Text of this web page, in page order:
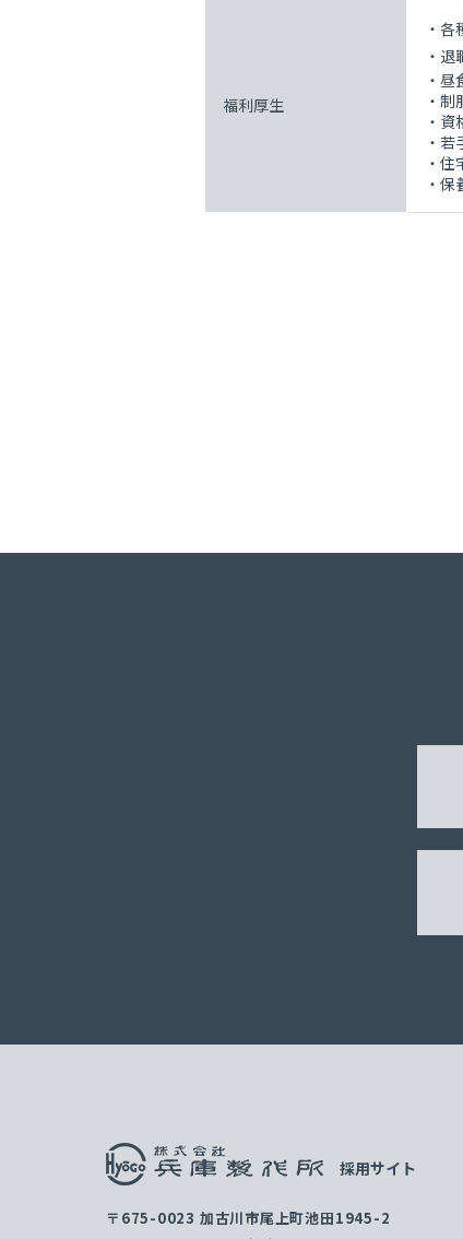
福利厚生
・
・退
・
・
・
・
・
・
採用サイト
〒675-0023 加古川市尾上町池田1945-2